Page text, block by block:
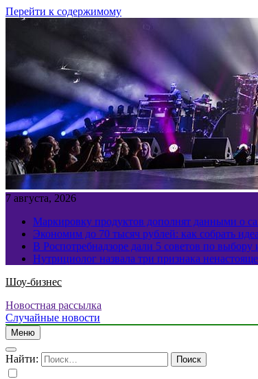
Перейти к содержимому
7 августа, 2026
Маркировку продуктов дополнят данными о
Экономим до 70 тысяч рублей: как собрать
В Роспотребнадзоре дали 5 советов по
Нутрициолог назвала три признака
Шоу-бизнес
Новостная рассылка
Случайные новости
Меню
Найти: